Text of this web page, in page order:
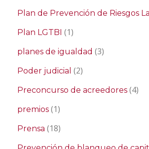
Plan de Prevención de Riesgos
Plan LGTBI (1)
planes de igualdad (3)
Poder judicial (2)
Preconcurso de acreedores (4)
premios (1)
Prensa (18)